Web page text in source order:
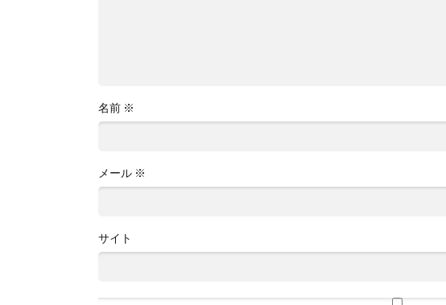
名前 ※
メール ※
サイト